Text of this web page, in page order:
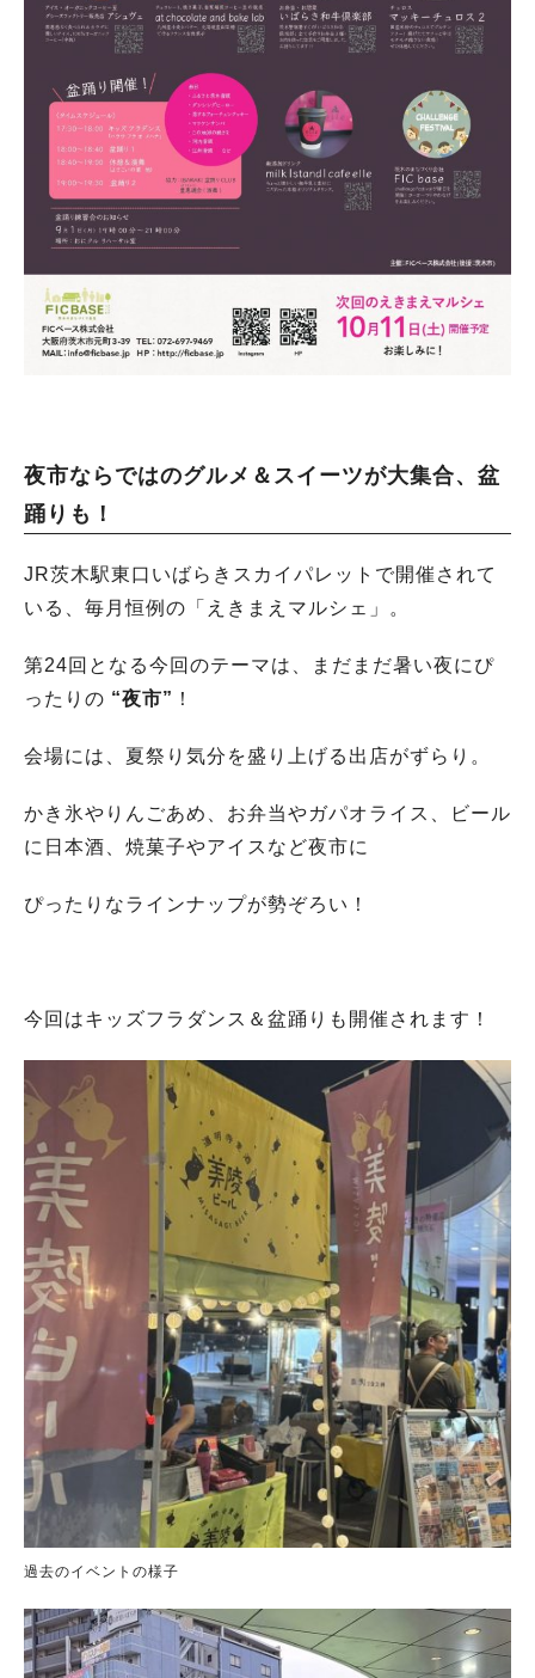
夜市ならではのグルメ＆スイーツが大集合、盆
踊りも！
JR茨木駅東口いばらきスカイパレットで開催されて
いる、毎月恒例の「えきまえマルシェ」。
第24回となる今回のテーマは、まだまだ暑い夜にぴ
ったりの “夜市” ！
会場には、夏祭り気分を盛り上げる出店がずらり。
かき氷やりんごあめ、お弁当やガパオライス、ビール
に日本酒、焼菓子やアイスなど夜市に
ぴったりなラインナップが勢ぞろい！
今回はキッズフラダンス＆盆踊りも開催されます！
過去のイベントの様子